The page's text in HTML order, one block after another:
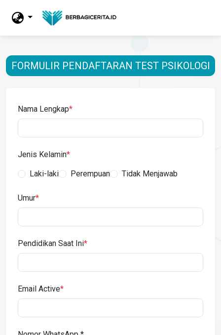
FORMULIR PENDAFTARAN TEST PSIKOLOGI
Nama Lengkap*
Jenis Kelamin*
Laki-laki Perempuan Tidak Menjawab
Umur*
Pendidikan Saat Ini*
Email Active*